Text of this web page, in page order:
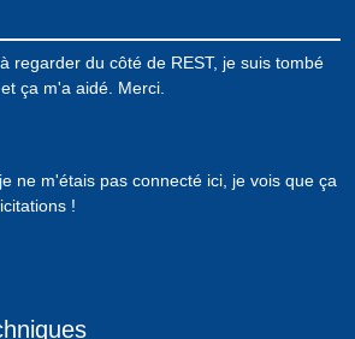
regarder du côté de REST, je suis tombé
ça m'a aidé. Merci.
ne m'étais pas connecté ici, je vois que ça
!